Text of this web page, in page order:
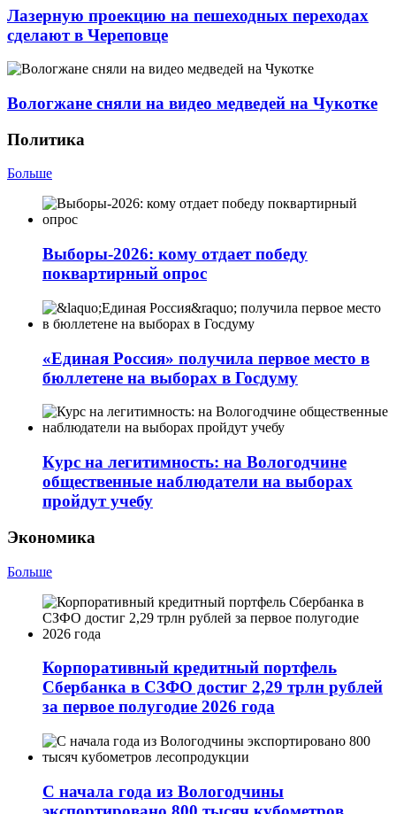
Лазерную проекцию на пешеходных переходах
сделают в Череповце
Вологжане сняли на видео медведей на Чукотке
Политика
Больше
Выборы-2026: кому отдает победу
поквартирный опрос
«Единая Россия» получила первое место в
бюллетене на выборах в Госдуму
Курс на легитимность: на Вологодчине
общественные наблюдатели на выборах
пройдут учебу
Экономика
Больше
Корпоративный кредитный портфель
Сбербанка в СЗФО достиг 2,29 трлн рублей
за первое полугодие 2026 года
С начала года из Вологодчины